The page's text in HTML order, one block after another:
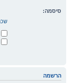
סיסמה:
הרשמה